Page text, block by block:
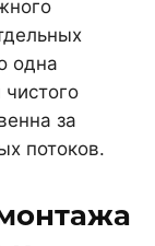
одна
за
потоков.